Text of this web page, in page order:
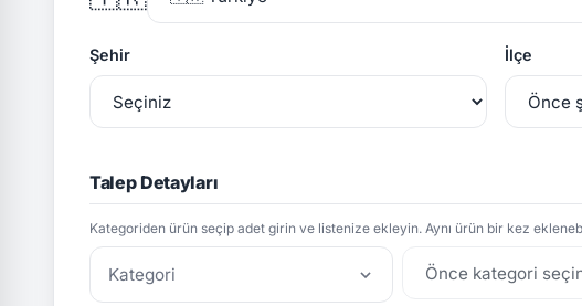
Şehir İlçe
Talep Detayları
Kategoriden ürün seçip adet girin ve listenize ekleyin. Aynı ürün bir kez
Kategori